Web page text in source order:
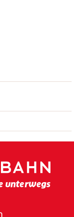
vorhanden. Vor
für zwei
2 Wochen